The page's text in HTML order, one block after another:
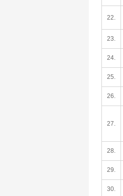
22.
23.
24.
25.
26.
27.
28.
29.
30.